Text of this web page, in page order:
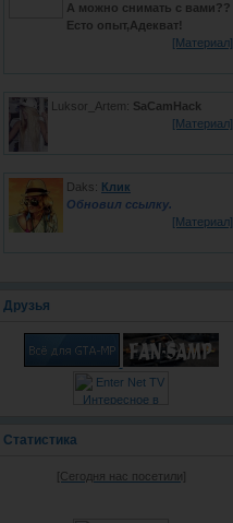
А можно снимать с вами??
Есто опыт,Адекват!
[Материал]
Luksor_Artem: SaCamHack
[Материал]
Daks: Клик
Обновил ссылку.
[Материал]
Друзья
Статистика
[Сегодня нас посетили]